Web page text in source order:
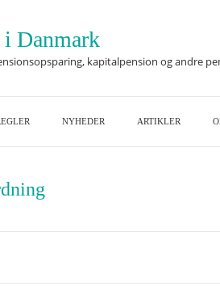
i Danmark
kapitalpension og andre
NYHEDER ARTIKLER